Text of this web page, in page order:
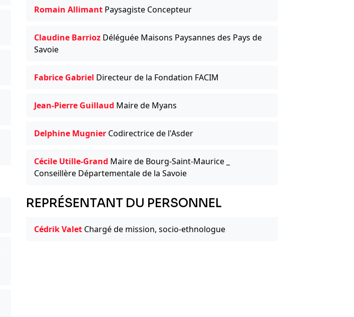
Romain AllimantPaysagiste Concepteur
Claudine BarriozDéléguée Maisons Paysannes des Pays de
Savoie
Fabrice Gabriel Directeur de la Fondation FACIM
Jean-Pierre Guillaud Maire de Myans
Delphine MugnierCodirectrice de l'Asder
Cécile Utille-Grand Maire de Bourg-Saint-Maurice _
Conseillère Départementale de la Savoie
REPRÉSENTANT DU PERSONNEL
Cédrik ValetChargé de mission, socio-ethnologue